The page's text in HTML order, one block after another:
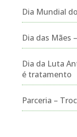
Dia Mundial
Dia das Mães
Dia da Luta
é tratamento
Parceria –